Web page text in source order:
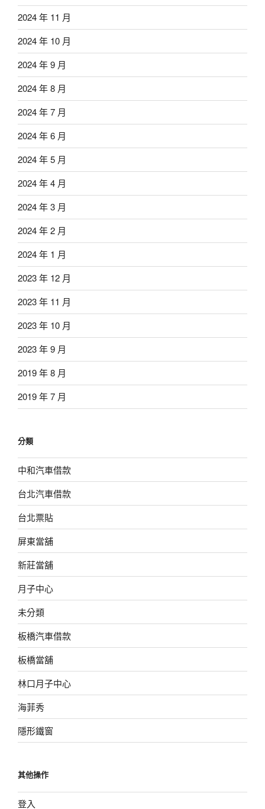
2024 年 11 月
2024 年 10 月
2024 年 9 月
2024 年 8 月
2024 年 7 月
2024 年 6 月
2024 年 5 月
2024 年 4 月
2024 年 3 月
2024 年 2 月
2024 年 1 月
2023 年 12 月
2023 年 11 月
2023 年 10 月
2023 年 9 月
2019 年 8 月
2019 年 7 月
分類
中和汽車借款
台北汽車借款
台北票貼
屏東當舖
新莊當舖
月子中心
未分類
板橋汽車借款
板橋當舖
林口月子中心
海菲秀
隱形鐵窗
其他操作
登入